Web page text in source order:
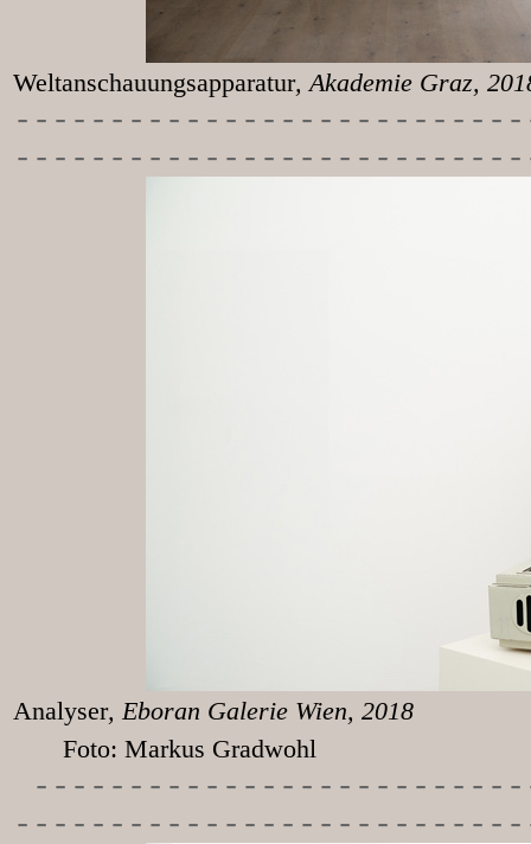
Weltanschauungsapparatur, Akademie Graz,
-----------
Analyser,
Foto: Markus Gradwohl
-----------